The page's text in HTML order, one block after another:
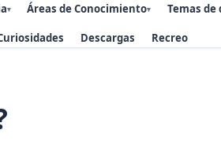
▾ Áreas de Conocimiento▾ Temas de
Descargas Recreo